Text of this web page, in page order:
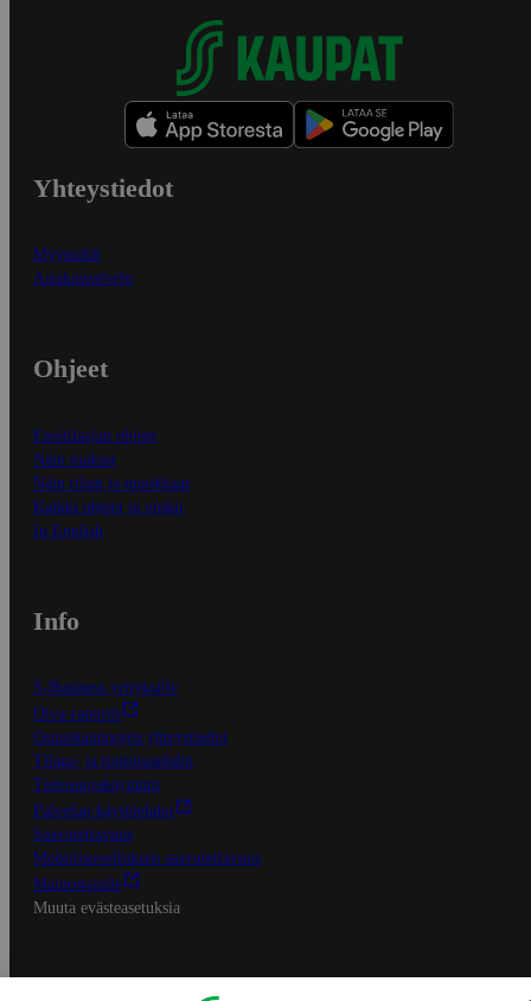
Yhteystiedot
Myymälät
Asiakaspalvelu
Ohjeet
Ensitilaajan ohjeet
Näin maksat
Näin tilaat ja muokkaat
Kaikki ohjeet ja vinkit
In English
Info
S-Business yrityksille
Oiva-raportit
Osuuskauppojen yhteystiedot
Tilaus- ja toimitusehdot
Tietosuojakäytäntö
Palvelun käyttöehdot
Saavutettavuus
Mobiilisovelluksen saavutettavuus
Mainostajalle
Muuta evästeasetuksia